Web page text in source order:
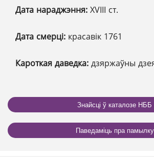
Дата нараджэння: XVIII ст.
Дата смерці: красавік 1761
Кароткая даведка: дзяржаўны
Знайсці ў каталозе НББ
Паведаміць пра памылку